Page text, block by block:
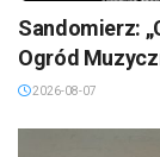
Sandomierz:
Ogród
2026-08-07